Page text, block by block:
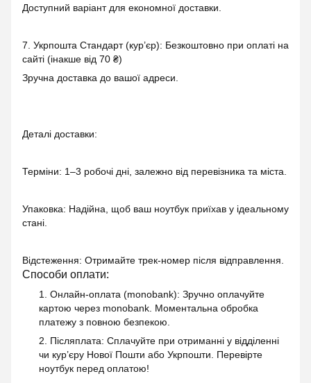
Доступний варіант для економної доставки.
7. Укрпошта Стандарт (кур’єр): Безкоштовно при оплаті на
сайті (інакше від 70 ₴)
Зручна доставка до вашої адреси.
Деталі доставки:
Терміни: 1–3 робочі дні, залежно від перевізника та міста.
Упаковка: Надійна, щоб ваш ноутбук приїхав у ідеальному
стані.
Відстеження: Отримайте трек-номер після відправлення.
Способи оплати:
1. Онлайн-оплата (monobank): Зручно оплачуйте
картою через monobank. Моментальна обробка
платежу з повною безпекою.
2. Післяплата: Сплачуйте при отриманні у відділенні
чи кур’єру Нової Пошти або Укрпошти. Перевірте
ноутбук перед оплатою!